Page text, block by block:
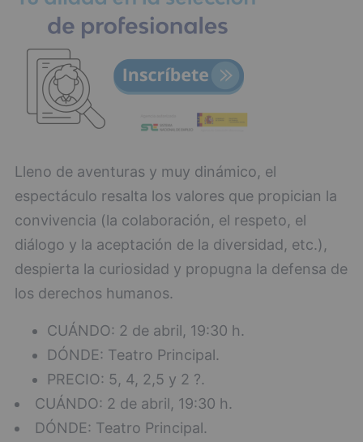
Lleno de aventuras y muy dinámico, el
espectáculo resalta los valores que propician la
convivencia (la colaboración, el respeto, el
diálogo y la aceptación de la diversidad, etc.),
despierta la curiosidad y propugna la defensa de
los derechos humanos.
CUÁNDO: 2 de abril, 19:30 h.
DÓNDE: Teatro Principal.
PRECIO: 5, 4, 2,5 y 2 ?.
CUÁNDO: 2 de abril, 19:30 h.
DÓNDE: Teatro Principal.